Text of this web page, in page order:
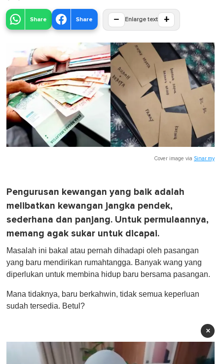
Share Share − Enlarge text +
Cover image via Sinar.my
Pengurusan kewangan yang baik adalah
melibatkan kewangan jangka pendek,
sederhana dan panjang. Untuk permulaannya,
memang agak sukar untuk dicapai.
Masalah ini bakal atau pernah dihadapi oleh pasangan
yang baru mendirikan rumahtangga. Banyak wang yang
diperlukan untuk membina hidup baru bersama pasangan.
Mana tidaknya, baru berkahwin, tidak semua keperluan
sudah tersedia. Betul?
×